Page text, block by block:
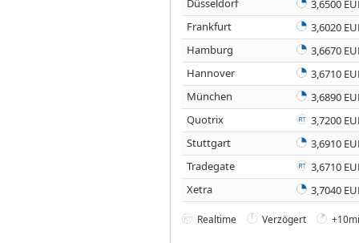
Düsseldorf
3,6500
Frankfurt
3,6020
Hamburg
3,6670
Hannover
3,6710
München
3,6890
Quotrix
3,7200
Stuttgart
3,6910
Tradegate
3,6710
Xetra
3,7040
Realtime Verzögert